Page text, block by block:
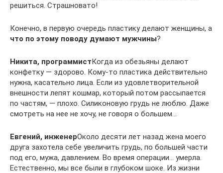
решиться. Страшновато!
Конечно, в первую очередь пластику делают женщины, а
что по этому поводу думают мужчины?
Никита, программистКогда из обезьяны делают
конфетку — здорово. Кому-то пластика действительно
нужна, касательно лица. Если из удовлетворительной
внешности лепят кошмар, который потом рассыпается
по частям, — плохо. Силиконовую грудь не люблю. Даже
смотреть на нее не хочу, не говоря о большем…
Евгений, инженерОколо десяти лет назад жена моего
друга захотела себе увеличить грудь, по большей части
под его, мужа, давлением. Во время операции… умерла.
Естественно, мы все были в глубоком шоке. Из жизни